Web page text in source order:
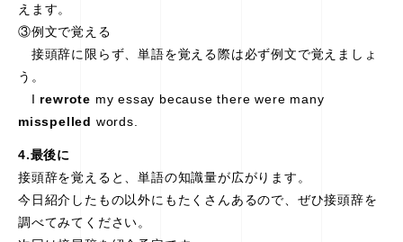
えます。
③例文で覚える
接頭辞に限らず、単語を覚える際は必ず例文で覚えましょ
う。
I rewrote my essay because there were many
misspelled words.
4.最後に
接頭辞を覚えると、単語の知識量が広がります。
今日紹介したもの以外にもたくさんあるので、ぜひ接頭辞を
調べてみてください。